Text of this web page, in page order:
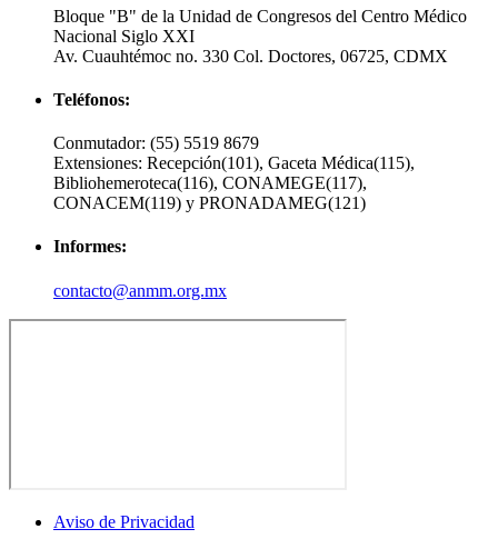
Bloque "B" de la Unidad de Congresos del Centro Médico
Nacional Siglo XXI
Av. Cuauhtémoc no. 330 Col. Doctores, 06725, CDMX
Teléfonos:
Conmutador: (55) 5519 8679
Extensiones: Recepción(101), Gaceta Médica(115),
Bibliohemeroteca(116), CONAMEGE(117),
CONACEM(119) y PRONADAMEG(121)
Informes:
contacto@anmm.org.mx
Aviso de Privacidad